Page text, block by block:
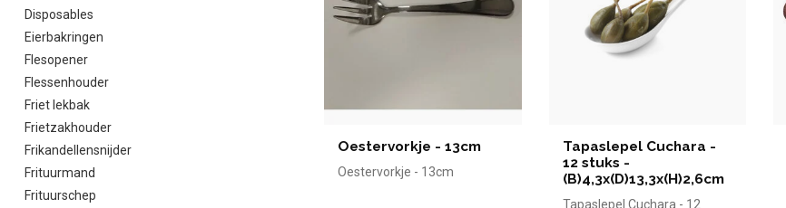
Disposables
Eierbakringen
Flesopener
Flessenhouder
Friet lekbak
Frietzakhouder
Frikandellensnijder
Frituurmand
Frituurschep
Oestervorkje - 13cm
Oestervorkje - 13cm
Tapaslepel Cuchara -
12 stuks -
(B)4,3x(D)13,3x(H)2,6cm
Tapaslepel Cuchara - 12